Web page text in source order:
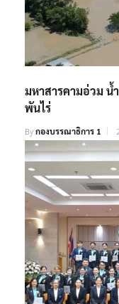
มหาสารคามอ่วม น้
พันไร่
Byกองบรรณาธิการ 1